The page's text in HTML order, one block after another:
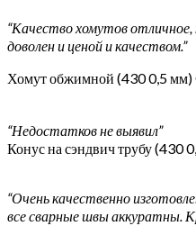
“Качество хомутов отличное,
доволен и ценой и качеством.”
Хомут обжимной (430 0,5
“Недостатков не выявил”
Конус на сэндвич трубу (430
“Очень качественно
все сварные швы аккуратны.